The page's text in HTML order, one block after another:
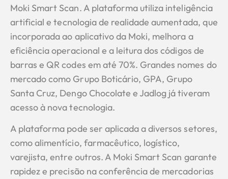
Moki Smart Scan. A plataforma utiliza inteligência
artificial e tecnologia de realidade aumentada, que
incorporada ao aplicativo da Moki, melhora a
eficiência operacional e a leitura dos códigos de
barras e QR codes em até 70%. Grandes nomes do
mercado como Grupo Boticário, GPA, Grupo
Santa Cruz, Dengo Chocolate e Jadlog já tiveram
acesso à nova tecnologia.
A plataforma pode ser aplicada a diversos setores,
como alimentício, farmacêutico, logístico,
varejista, entre outros. A Moki Smart Scan garante
rapidez e precisão na conferência de mercadorias